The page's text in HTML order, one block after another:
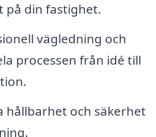
på din fastighet.
vägledning och
processen från idé till
hållbarhet och säkerhet